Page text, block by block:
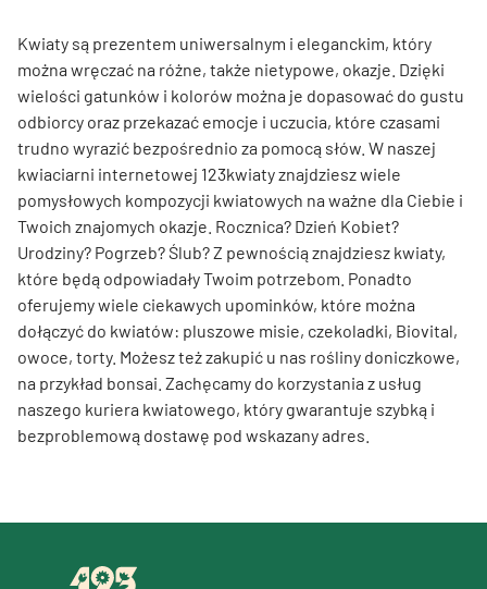
Kwiaty są prezentem uniwersalnym i eleganckim, który
można wręczać na różne, także nietypowe, okazje. Dzięki
wielości gatunków i kolorów można je dopasować do gustu
odbiorcy oraz przekazać emocje i uczucia, które czasami
trudno wyrazić bezpośrednio za pomocą słów. W naszej
kwiaciarni internetowej 123kwiaty znajdziesz wiele
pomysłowych kompozycji kwiatowych na ważne dla Ciebie i
Twoich znajomych okazje. Rocznica? Dzień Kobiet?
Urodziny? Pogrzeb? Ślub? Z pewnością znajdziesz kwiaty,
które będą odpowiadały Twoim potrzebom. Ponadto
oferujemy wiele ciekawych upominków, które można
dołączyć do kwiatów: pluszowe misie, czekoladki, Biovital,
owoce, torty. Możesz też zakupić u nas rośliny doniczkowe,
na przykład bonsai. Zachęcamy do korzystania z usług
naszego kuriera kwiatowego, który gwarantuje szybką i
bezproblemową dostawę pod wskazany adres.